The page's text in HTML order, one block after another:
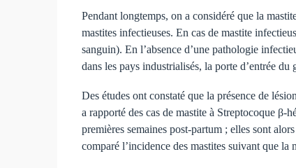
Pendant longtemps, on a considéré que la
mastites infectieuses. En cas de mastite
sanguin). En l’absence d’une pathologie
dans les pays industrialisés, la porte d’entrée du
Des études ont constaté que la présence de
a rapporté des cas de mastite à Streptocoque
premières semaines post-partum ; elles sont
comparé l’incidence des mastites suivant que